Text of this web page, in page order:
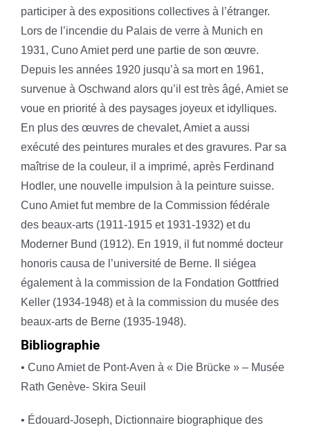
participer à des expositions collectives à l’étranger.
Lors de l’incendie du Palais de verre à Munich en
1931, Cuno Amiet perd une partie de son œuvre.
Depuis les années 1920 jusqu’à sa mort en 1961,
survenue à Oschwand alors qu’il est très âgé, Amiet se
voue en priorité à des paysages joyeux et idylliques.
En plus des œuvres de chevalet, Amiet a aussi
exécuté des peintures murales et des gravures. Par sa
maîtrise de la couleur, il a imprimé, après Ferdinand
Hodler, une nouvelle impulsion à la peinture suisse.
Cuno Amiet fut membre de la Commission fédérale
des beaux-arts (1911-1915 et 1931-1932) et du
Moderner Bund (1912). En 1919, il fut nommé docteur
honoris causa de l’université de Berne. Il siégea
également à la commission de la Fondation Gottfried
Keller (1934-1948) et à la commission du musée des
beaux-arts de Berne (1935-1948).
Bibliographie
• Cuno Amiet de Pont-Aven à « Die Brücke » – Musée
Rath Genève- Skira Seuil
• Édouard-Joseph, Dictionnaire biographique des